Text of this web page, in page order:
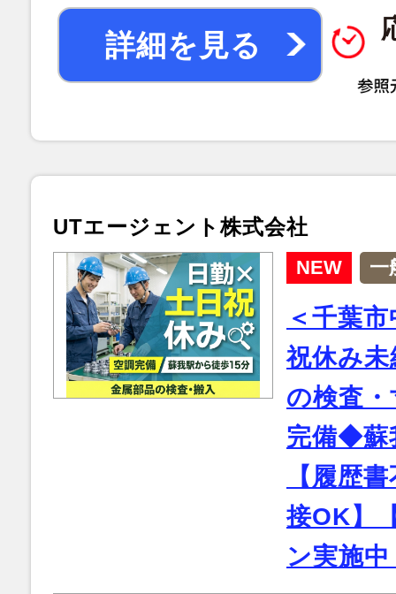
詳細を見る
UTエージェント株式会社
NEW 一
＜千葉
祝休み
の検査
完備◆蘇
【履歴
接OK】
ン実施